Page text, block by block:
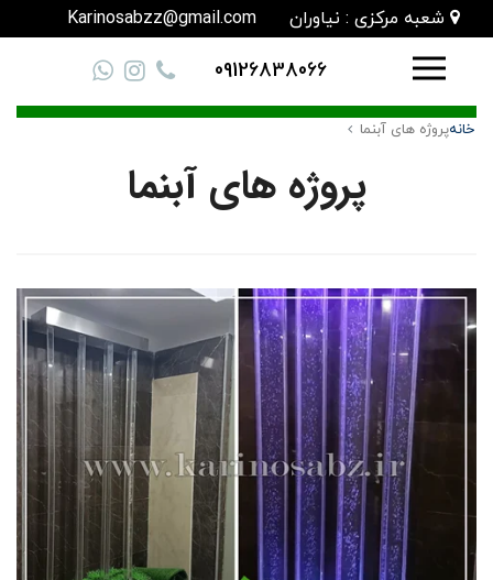
شعبه مرکزی : نیاوران Karinosabzz@gmail.com
09126838066
خانهپروژه های آبنما
پروژه های آبنما